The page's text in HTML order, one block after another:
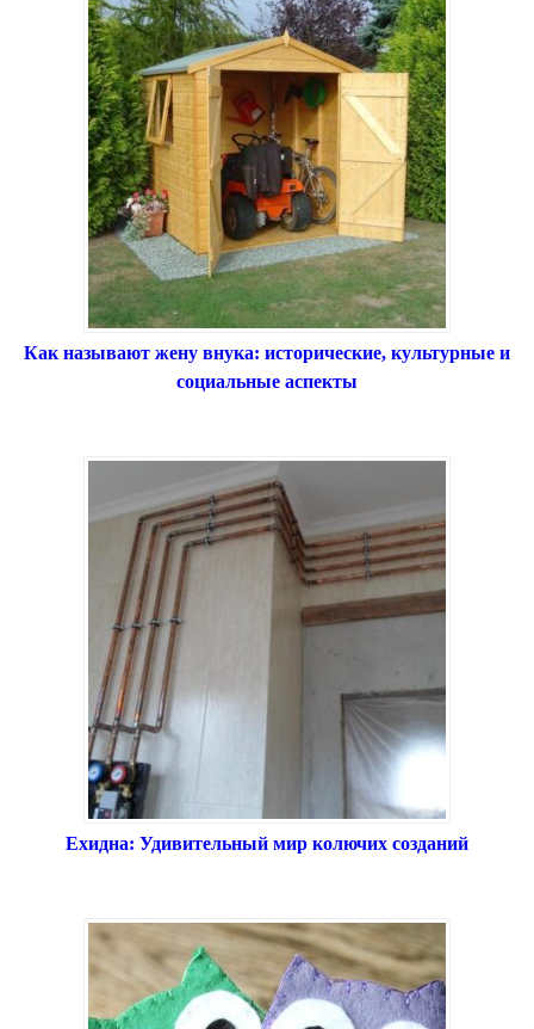
Как называют жену внука: исторические, культурные и
социальные аспекты
Ехидна: Удивительный мир колючих созданий